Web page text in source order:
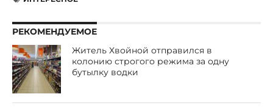
РЕКОМЕНДУЕМОЕ
Житель Хвойной отправился в
колонию строгого режима за одну
бутылку водки